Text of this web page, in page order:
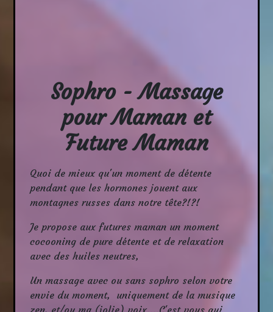
Sophro - Massage
pour Maman et
Future Maman
Quoi de mieux qu'un moment de détente
pendant que les hormones jouent aux
montagnes russes dans notre tête?!?!
Je propose aux futures maman un moment
cocooning de pure détente et de relaxation
avec des huiles neutres,
Un massage avec ou sans sophro selon votre
envie du moment, uniquement de la musique
zen, et/ou ma (jolie) voix....C'est vous qui